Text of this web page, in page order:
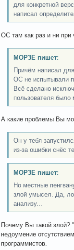
для конкретной
написал
ОС там как раз и ни при
MOP3E пишет:
Причём написал
ОС не испытывали
Всё сделано
пользователя
А какие проблемы Вы
Он у тебя
из-за ошибки снёс
MOP3E пишет:
Но местные
злой умысел. Да,
анализу...
Почему Вы такой злой?
недоумение
программистов.